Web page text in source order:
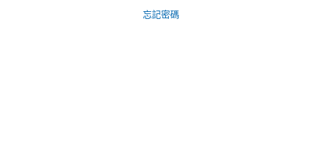
忘記密碼